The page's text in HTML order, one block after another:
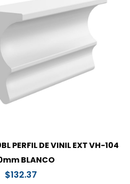
PERFIL DE VINIL EXT VH-104
BLANCO
$132.37